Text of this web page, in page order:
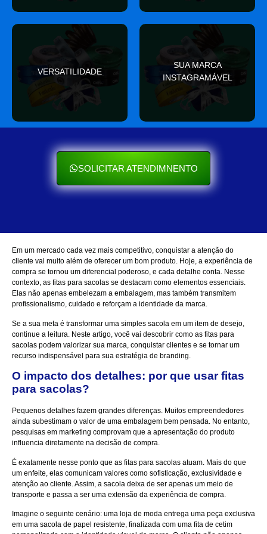
VERSATILIDADE
Se encaixa em qualquer
ocasião e sempre agrega
valor
SUA MARCA
INSTAGRAMÁVEL
Seu cliente ama mostrar
nas redes sociais
SOLICITAR ATENDIMNENTO
Em um mercado cada vez mais competitivo, conquistar a atenção do
cliente vai muito além de oferecer um bom produto. Hoje, a experiência de
compra se tornou um diferencial poderoso, e cada detalhe conta. Nesse
contexto, as fitas para sacolas se destacam como elementos essenciais.
Elas não apenas embelezam a embalagem, mas também transmitem
profissionalismo, cuidado e reforçam a identidade da marca.
Se a sua meta é transformar uma simples sacola em um item de desejo,
continue a leitura. Neste artigo, você vai descobrir como as fitas para
sacolas podem valorizar sua marca, conquistar clientes e se tornar um
recurso indispensável para sua estratégia de branding.
O impacto dos detalhes: por que usar fitas
para sacolas?
Pequenos detalhes fazem grandes diferenças. Muitos empreendedores
ainda subestimam o valor de uma embalagem bem pensada. No entanto,
pesquisas em marketing comprovam que a apresentação do produto
influencia diretamente na decisão de compra.
É exatamente nesse ponto que as fitas para sacolas atuam. Mais do que
um enfeite, elas comunicam valores como sofisticação, exclusividade e
atenção ao cliente. Assim, a sacola deixa de ser apenas um meio de
transporte e passa a ser uma extensão da experiência de compra.
Imagine o seguinte cenário: uma loja de moda entrega uma peça exclusiva
em uma sacola de papel resistente, finalizada com uma fita de cetim